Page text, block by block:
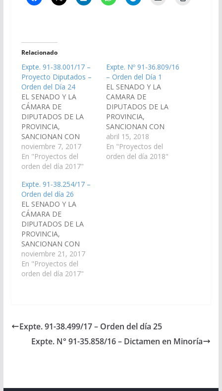
Relacionado
Expte. 91-38.001/17 –
Proyecto Diputados –
Orden del Día 24
EL SENADO Y LA
CÁMARA DE
DIPUTADOS DE LA
PROVINCIA,
SANCIONAN CON
FUERZA DE L E Y
Artículo 1º.- Adhiérese
la provincia de Salta a
Art. 2°.- El Instituto
Provincial de Salud de
Salta (IPS) provee a
sus afiliados la
cobertura de leche
medicamentosa para
consumo…
noviembre 7, 2017
En "Proyectos del
orden del día 2017"
Expte. Nº 91-36.809/16
– Orden del Día 1
EL SENADO Y LA
CAMARA DE
DIPUTADOS DE LA
PROVINCIA,
SANCIONAN CON
FUERZA DE L E Y
Artículo 1°.- Adhiérese
la provincia de Salta a
abril 15, 2018
En "Proyectos del
orden del día 2018"
Expte. 91-38.254/17 –
Orden del día 26
EL SENADO Y LA
CÁMARA DE
DIPUTADOS DE LA
PROVINCIA,
SANCIONAN CON
FUERZA DE L E Y
Artículo 1°.- Adhiérese
la provincia de Salta a
Riesgo y la Protección
Civil. Art. 2°.- La
Autoridad de
noviembre 21, 2017
En "Proyectos del
orden del día 2017"
Expte. 91-38.499/17 – Orden del día 25
Expte. N° 91-35.858/16 – Dictamen en Minoría